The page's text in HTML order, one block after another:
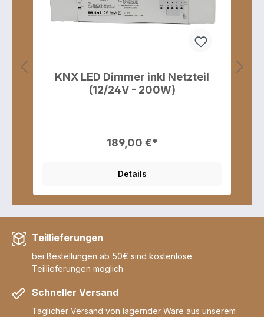
LED Dimmer inkl Netzteil
(12/24V - 200W)
Teillieferungen
bei Bestellungen ab 50€ sind kostenlose
Teillieferungen möglich
Schneller Versand
Täglicher Versand von lagernder Ware aus unserem